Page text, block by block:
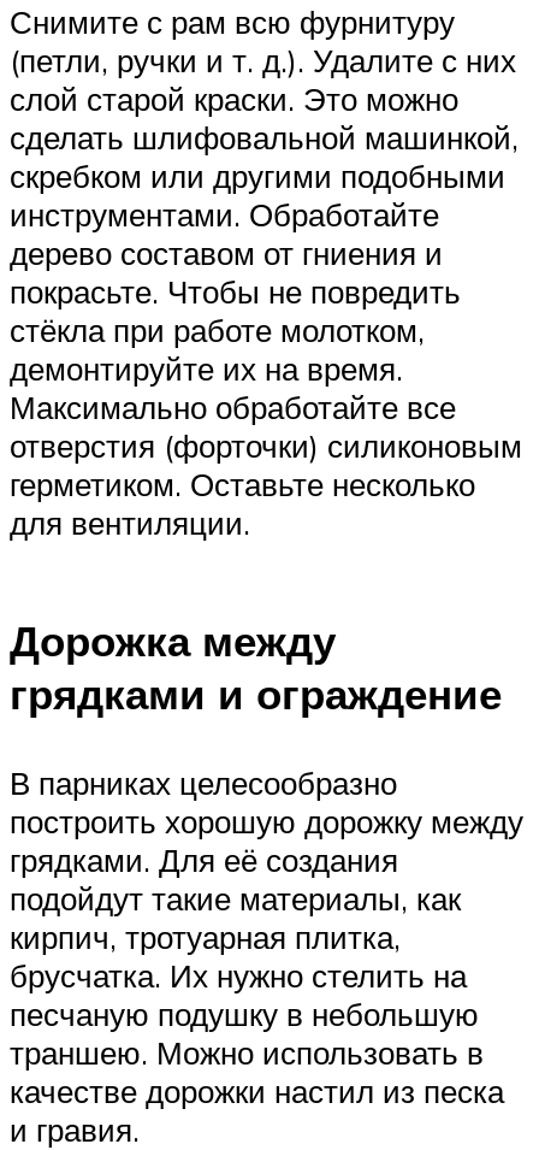
Снимите с рам всю фурнитуру
(петли, ручки и т. д.). Удалите с них
слой старой краски. Это можно
сделать шлифовальной машинкой,
скребком или другими подобными
инструментами. Обработайте
дерево составом от гниения и
покрасьте. Чтобы не повредить
стёкла при работе молотком,
демонтируйте их на время.
Максимально обработайте все
отверстия (форточки) силиконовым
герметиком. Оставьте несколько
для вентиляции.
Дорожка между
грядками и ограждение
В парниках целесообразно
построить хорошую дорожку между
грядками. Для её создания
подойдут такие материалы, как
кирпич, тротуарная плитка,
брусчатка. Их нужно стелить на
песчаную подушку в небольшую
траншею. Можно использовать в
качестве дорожки настил из песка
и гравия.